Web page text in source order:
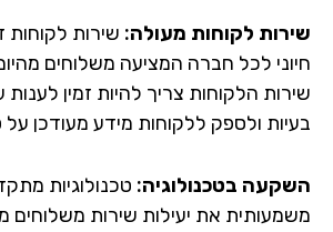
לקוחות מעולה:שירות לקוחות זמין
לכל חברה המציעה משלוחים מהיום
הלקוחות צריך להיות זמין לענות על
ולספק ללקוחות מידע מעודכן על
בטכנולוגיה:טכנולוגיות
את יעילות שירות משלוחים מהיום